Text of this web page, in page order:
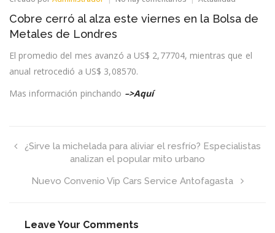
cerró
este
viernes
Cobre cerró al alza este viernes en la Bolsa de
Metales de Londres
El promedio del mes avanzó a US$ 2,77704, mientras que el
anual retrocedió a US$ 3,08570.
Mas información pinchando –>Aquí
¿Sirve la michelada para aliviar el resfrío? Especialistas
analizan el popular mito urbano
Nuevo Convenio Vip Cars Service Antofagasta
Leave Your Comments